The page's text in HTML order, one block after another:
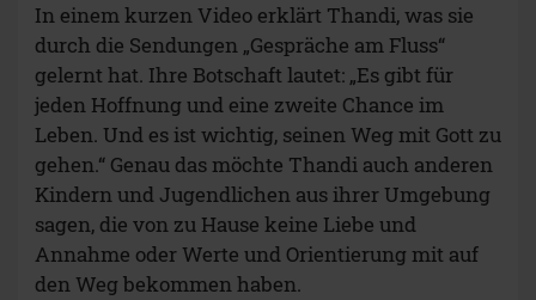
In einem kurzen Video erklärt Thandi, was sie
durch die Sendungen „Gespräche am Fluss“
gelernt hat. Ihre Botschaft lautet: „Es gibt für
jeden Hoffnung und eine zweite Chance im
Leben. Und es ist wichtig, seinen Weg mit Gott zu
gehen.“ Genau das möchte Thandi auch anderen
Kindern und Jugendlichen aus ihrer Umgebung
sagen, die von zu Hause keine Liebe und
Annahme oder Werte und Orientierung mit auf
den Weg bekommen haben.